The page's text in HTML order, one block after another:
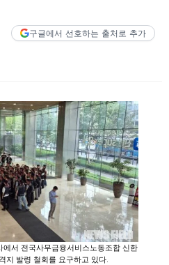
구글에서 선호하는 출처로 추가
서 전국사무금융서비스노동조합 신한
지 발령 철회를 요구하고 있다.